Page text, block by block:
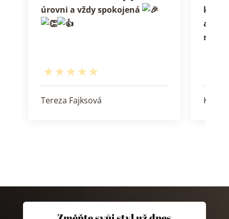
úrovni a vždy spokojená
Tereza Fajksová
a
není